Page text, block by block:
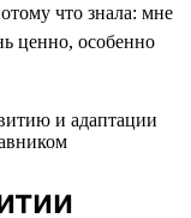
что знала: мне
ценно, особенно